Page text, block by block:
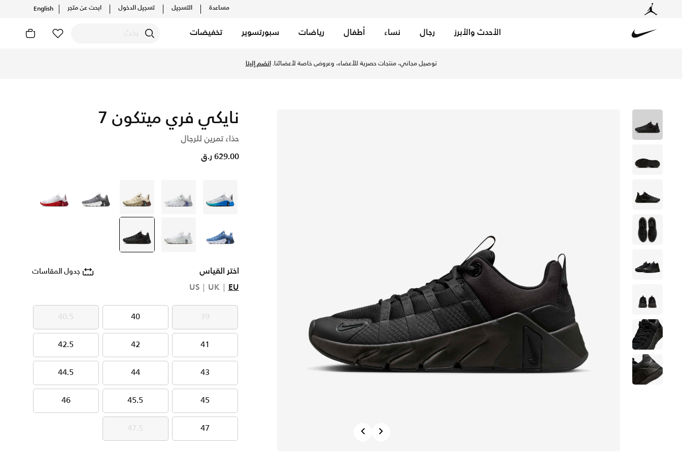
مساعدة التسجيل تسجيل الدخول ابحث عن متجر English
الأحدث والأبرز رجال نساء أطفال رياضات سبورتسوير تخفيضات
توصيل مجاني، منتجات حصرية للأعضاء، وعروض خاصة لأعضائنا.انضم إلينا
Next
نايكي فري ميتكون 7
حذاء تمرين للرجال
629.00 ر.ق
رمادي رمادي بنى رمادي أبيض
أزرق أبيض selected
أسود
اختر القياس جدول المقاسات
EU
UK
US
39
39
40
40
40.5
40.5
41
41
42
42
42.5
42.5
43
43
44
44
44.5
44.5
45
45
45.5
45.5
46
46
47
47
47.5
47.5